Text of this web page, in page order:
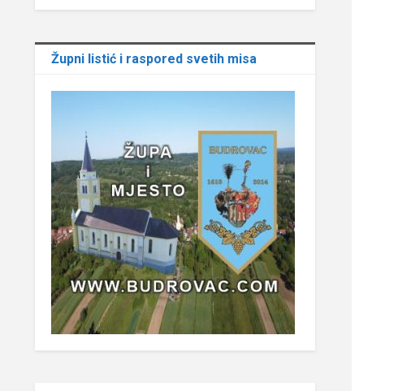
Župni listić i raspored svetih misa